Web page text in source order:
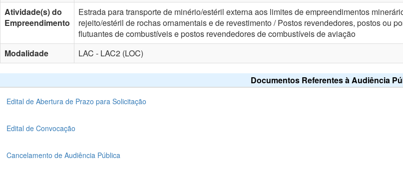
Atividade(s) do
Empreendimento
Estrada para transporte de minério/estéril externa aos limites de empreendimentos
rejeito/estéril de rochas ornamentais e de revestimento / Postos revendedores, postos ou
flutuantes de combustíveis e postos revendedores de combustíveis de aviação
Modalidade
LAC - LAC2 (LOC)
Documentos Referentes à Audiência
Edital de Abertura de Prazo para Solicitação
Edital de Convocação
Cancelamento de Audiência Pública